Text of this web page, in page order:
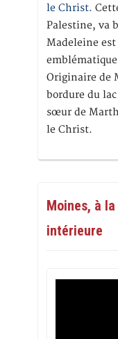
le Christ.
Palestine, va
Madeleine est
Originaire de
bordure du
sœur de
le Christ.
Moines, à
intérieure